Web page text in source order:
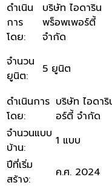
ดำเนิน
การ
โดย:
บริษัท ไอดาริน
พร็อพเพอร์ตี้
จำกัด
จำนวน
ยูนิต: 5 ยูนิต
ดำเนินการ
โดย:
บริษัท ไอดา
อร์ตี้ จำกัด
จำนวนแบบ
บ้าน: 1 แบบ
ปีที่เริ่ม
สร้าง: ค.ศ. 2024